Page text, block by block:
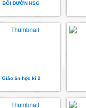
BÔI DƯỜN HSG
Giáo án học kì 2